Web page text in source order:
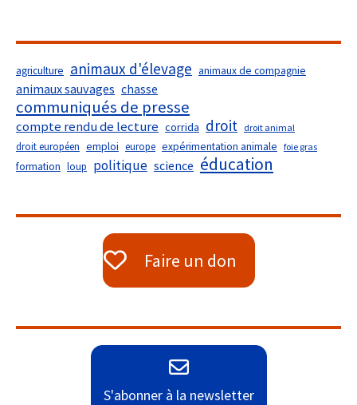
agriculture animaux d'élevage animaux de compagnie
animaux sauvages chasse
communiqués de presse
compte rendu de lecture corrida droit droit animal
droit européen emploi europe expérimentation animale foie gras
formation loup politique science éducation
Faire un don
S'abonner à la newsletter